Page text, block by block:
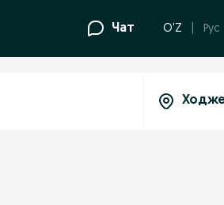
Чат O'Z Рус